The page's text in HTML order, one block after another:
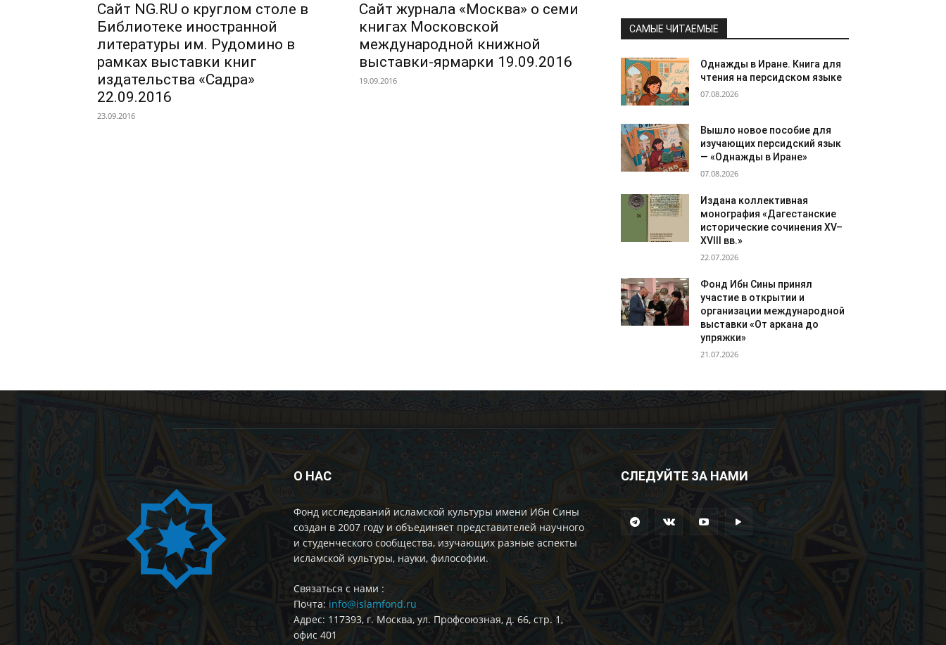
Сайт NG.RU о круглом столе в
Библиотеке иностранной
литературы им. Рудомино в
рамках выставки книг
издательства «Садра»
22.09.2016
23.09.2016
Сайт журнала «Москва» о семи
книгах Московской
международной книжной
выставки-ярмарки 19.09.2016
19.09.2016
САМЫЕ ЧИТАЕМЫЕ
Однажды в Иране. Книга для
чтения на персидском языке
07.08.2026
Вышло новое пособие для
изучающих персидский язык
— «Однажды в Иране»
07.08.2026
Издана коллективная
монография «Дагестанские
исторические сочинения XV–
XVIII вв.»
22.07.2026
Фонд Ибн Сины принял
участие в открытии и
организации международной
выставки «От аркана до
упряжки»
21.07.2026
О НАС
Фонд исследований исламской культуры имени Ибн Сины
создан в 2007 году и объединяет представителей научного
и студенческого сообщества, изучающих разные аспекты
исламской культуры, науки, философии.
Cвязаться с нами :
Почта: info@islamfond.ru
Адрес: 117393, г. Москва, ул. Профсоюзная, д. 66, стр. 1,
офис 401
СЛЕДУЙТЕ ЗА НАМИ